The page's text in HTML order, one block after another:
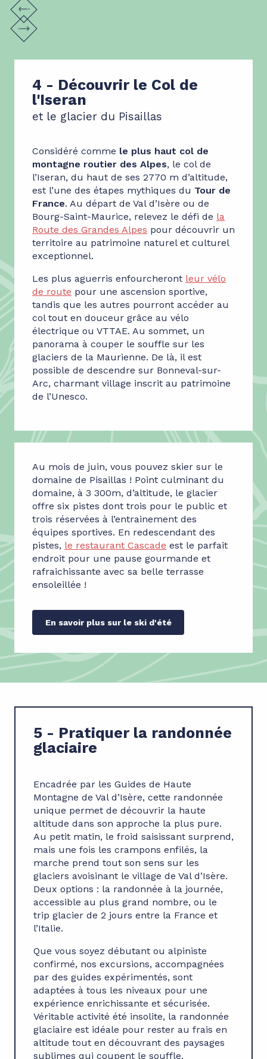
4 - Découvrir le Col de
l'Iseran
et le glacier du Pisaillas
Considéré comme le plus haut col de
montagne routier des Alpes, le col de
l’Iseran, du haut de ses 2770 m d’altitude,
est l’une des étapes mythiques du Tour de
France. Au départ de Val d’Isère ou de
Bourg-Saint-Maurice, relevez le défi de la
Route des Grandes Alpes pour découvrir un
territoire au patrimoine naturel et culturel
exceptionnel.
Les plus aguerris enfourcheront leur vélo
de route pour une ascension sportive,
tandis que les autres pourront accéder au
col tout en douceur grâce au vélo
électrique ou VTTAE. Au sommet, un
panorama à couper le souffle sur les
glaciers de la Maurienne. De là, il est
possible de descendre sur Bonneval-sur-
Arc, charmant village inscrit au patrimoine
de l’Unesco.
Au mois de juin, vous pouvez skier sur le
domaine de Pisaillas ! Point culminant du
domaine, à 3 300m, d’altitude, le glacier
offre six pistes dont trois pour le public et
trois réservées à l’entrainement des
équipes sportives. En redescendant des
pistes, le restaurant Cascade est le parfait
endroit pour une pause gourmande et
rafraichissante avec sa belle terrasse
ensoleillée !
En savoir plus sur le ski d'été
5 - Pratiquer la randonnée
glaciaire
Encadrée par les Guides de Haute
Montagne de Val d’Isère, cette randonnée
unique permet de découvrir la haute
altitude dans son approche la plus pure.
Au petit matin, le froid saisissant surprend,
mais une fois les crampons enfilés, la
marche prend tout son sens sur les
glaciers avoisinant le village de Val d’Isère.
Deux options : la randonnée à la journée,
accessible au plus grand nombre, ou le
trip glacier de 2 jours entre la France et
l’Italie.
Que vous soyez débutant ou alpiniste
confirmé, nos excursions, accompagnées
par des guides expérimentés, sont
adaptées à tous les niveaux pour une
expérience enrichissante et sécurisée.
Véritable activité été insolite, la randonnée
glaciaire est idéale pour rester au frais en
altitude tout en découvrant des paysages
sublimes qui coupent le souffle.